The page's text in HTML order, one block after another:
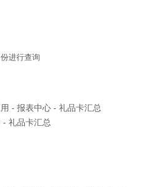
进行查询
- 报表中心 - 礼品卡汇总
品卡汇总